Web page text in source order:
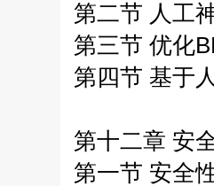
第二节 人工
第三节 优化
第四节 基于
第十二章 安
第一节 安全